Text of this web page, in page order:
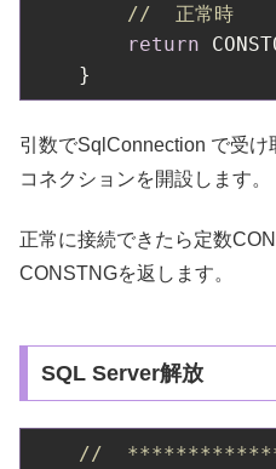
//  正常時
return
引数でSqlConnection で受
コネクションを開設します。
正常に接続できたら定数
CONSTNGを返します。
SQL Server解放
//